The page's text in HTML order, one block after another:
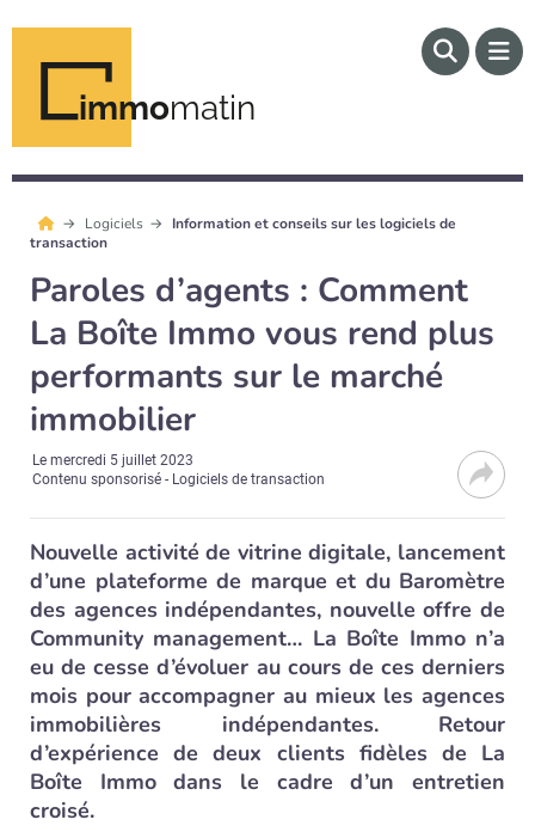
immomatin
Logiciels
Information et conseils sur les logiciels de
transaction
Paroles d’agents : Comment
La Boîte Immo vous rend plus
performants sur le marché
immobilier
Lemercredi 5 juillet 2023
Contenu sponsorisé - Logiciels de transaction
Nouvelle activité de vitrine digitale, lancement
d’une plateforme de marque et du Baromètre
des agences indépendantes, nouvelle offre de
Community management… La Boîte Immo n’a
eu de cesse d’évoluer au cours de ces derniers
mois pour accompagner au mieux les agences
immobilières indépendantes. Retour
d’expérience de deux clients fidèles de La
Boîte Immo dans le cadre d’un entretien
croisé.